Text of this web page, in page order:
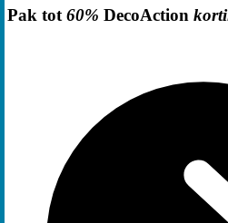
Pak tot60% DecoAction